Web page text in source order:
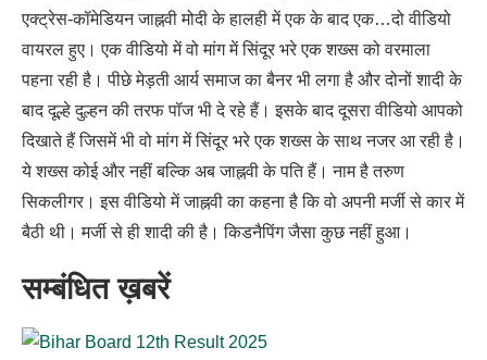
एक्ट्रेस-कॉमेडियन जाह्नवी मोदी के हालही में एक के बाद एक…दो वीडियो
वायरल हुए। एक वीडियो में वो मांग में सिंदूर भरे एक शख्स को वरमाला
पहना रही है। पीछे मेड़ती आर्य समाज का बैनर भी लगा है और दोनों शादी के
बाद दूल्हे दुल्हन की तरफ पॉज भी दे रहे हैं। इसके बाद दूसरा वीडियो आपको
दिखाते हैं जिसमें भी वो मांग में सिंदूर भरे एक शख्स के साथ नजर आ रही है।
ये शख्स कोई और नहीं बल्कि अब जाह्नवी के पति हैं। नाम है तरुण
सिकलीगर। इस वीडियो में जाह्नवी का कहना है कि वो अपनी मर्जी से कार में
बैठी थी। मर्जी से ही शादी की है। किडनैपिंग जैसा कुछ नहीं हुआ।
सम्बंधित ख़बरें